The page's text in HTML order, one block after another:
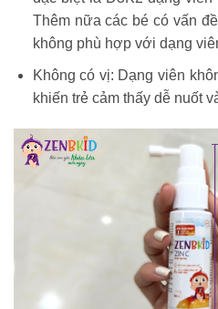
Thêm nữa các bé có vấn
không phù hợp với dạng
Không có vị: Dạng viên
khiến trẻ cảm thấy dễ nuốt